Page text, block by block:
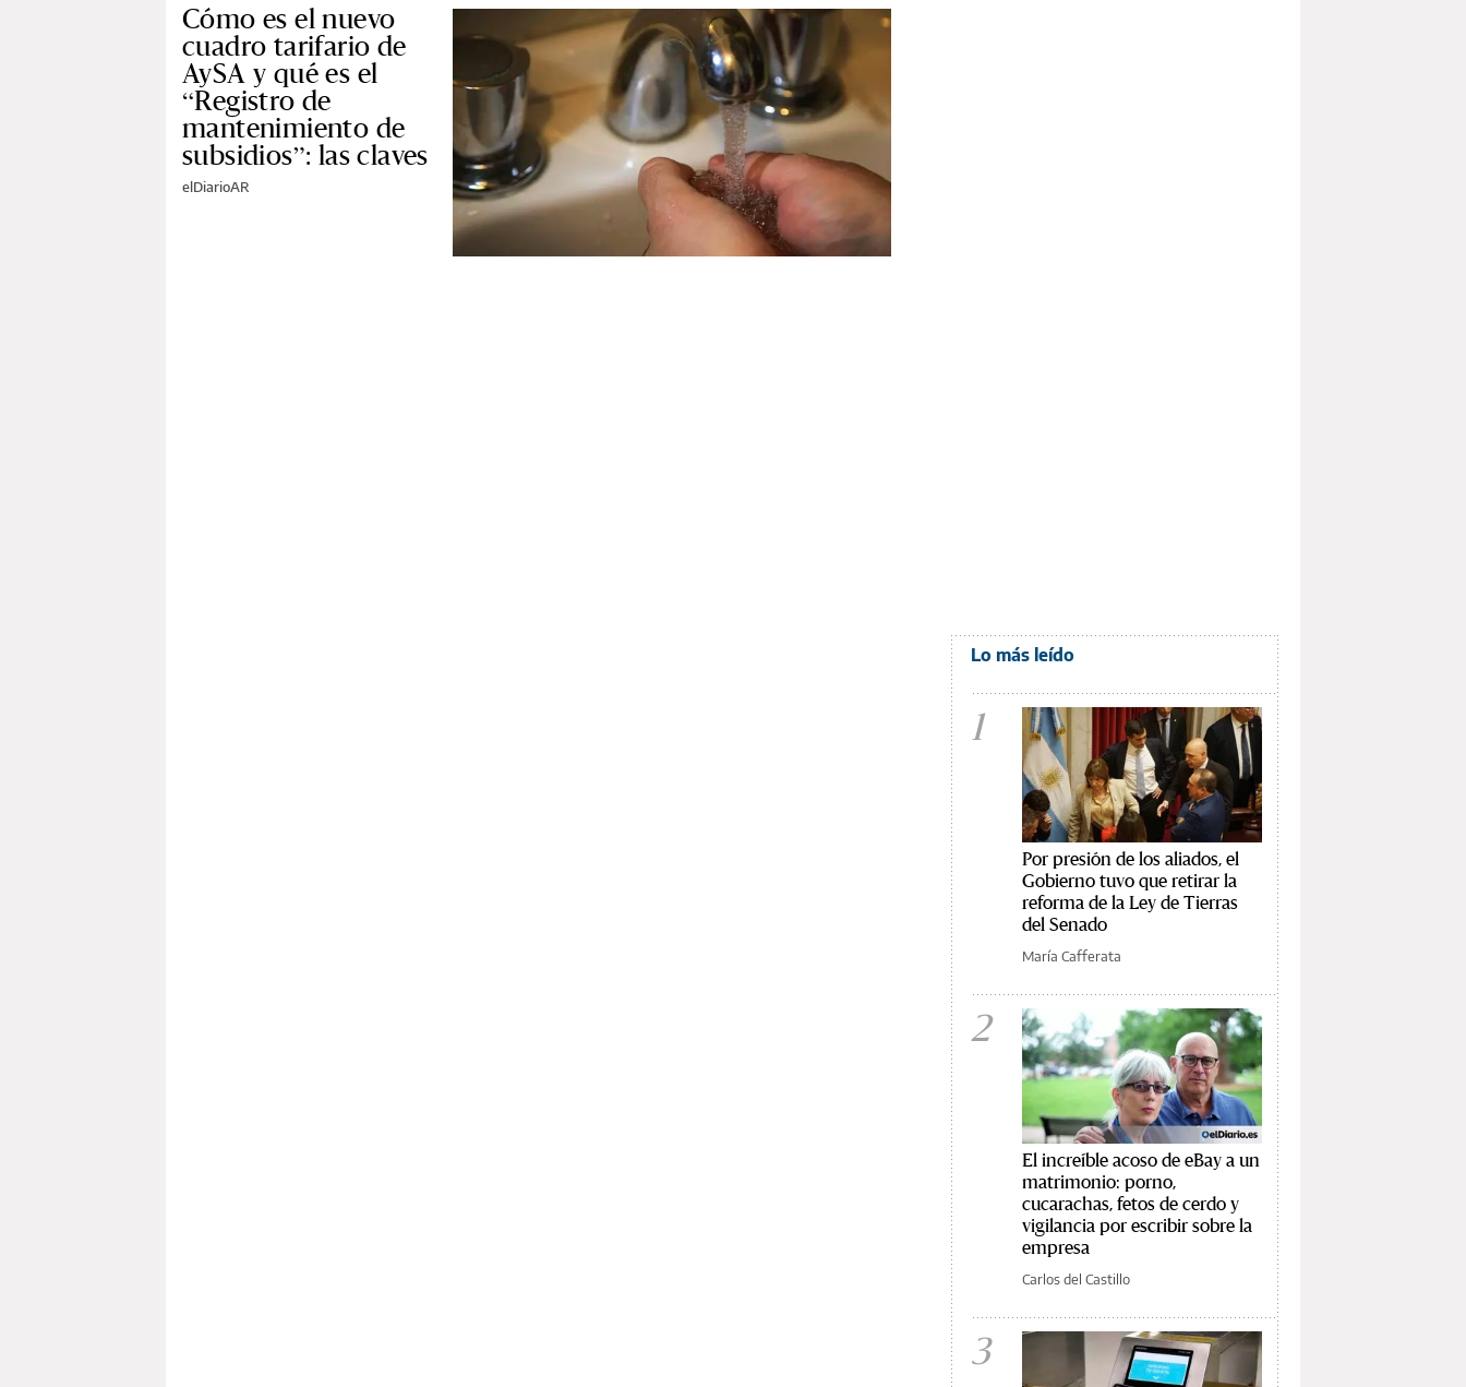
Cómo es el nuevo
cuadro tarifario de
AySA y qué es el
“Registro de
mantenimiento de
subsidios”: las claves
elDiarioAR
Lo más leído
1
Por presión de los aliados, el
Gobierno tuvo que retirar la
reforma de la Ley de Tierras
del Senado
María Cafferata
2
El increíble acoso de eBay a un
matrimonio: porno,
cucarachas, fetos de cerdo y
vigilancia por escribir sobre la
empresa
Carlos del Castillo
3